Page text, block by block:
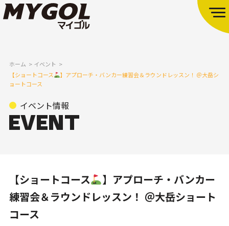
ホーム
イベント
【ショートコース
】アプローチ・バンカー練習会＆ラウンドレッスン！ ＠大岳シ
ョートコース
イベント情報
【ショートコース
】アプローチ・バンカー
練習会＆ラウンドレッスン！ ＠大岳ショート
コース